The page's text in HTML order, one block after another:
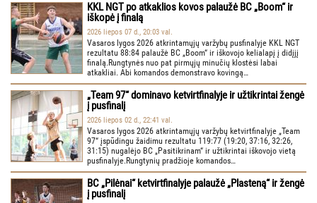
KKL NGT po atkaklios kovos palaužė BC „Boom“ ir
iškopė į finalą
2026 liepos 07 d., 20:03 val.
Vasaros lygos 2026 atkrintamųjų varžybų pusfinalyje KKL NGT
rezultatu 88:84 palaužė BC „Boom“ ir iškovojo kelialapį į didįjį
finalą.Rungtynės nuo pat pirmųjų minučių klostėsi labai
atkakliai. Abi komandos demonstravo kovingą…
„Team 97“ dominavo ketvirtfinalyje ir užtikrintai žengė
į pusfinalį
2026 liepos 02 d., 22:41 val.
Vasaros lygos 2026 atkrintamųjų varžybų ketvirtfinalyje „Team
97“ įspūdingu žaidimu rezultatu 119:77 (19:20, 37:16, 32:26,
31:15) nugalėjo BC „Pasitikrinam“ ir užtikrintai iškovojo vietą
pusfinalyje.Rungtynių pradžioje komandos…
BC „Pilėnai“ ketvirtfinalyje palaužė „Plasteną“ ir žengė
į pusfinalį